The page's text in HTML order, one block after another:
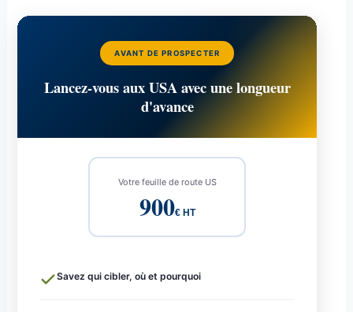
AVANT DE PROSPECTER
Lancez-vous aux USA avec une longueur
d'avance
Votre feuille de route US
900€ HT
Savez qui cibler, où et pourquoi